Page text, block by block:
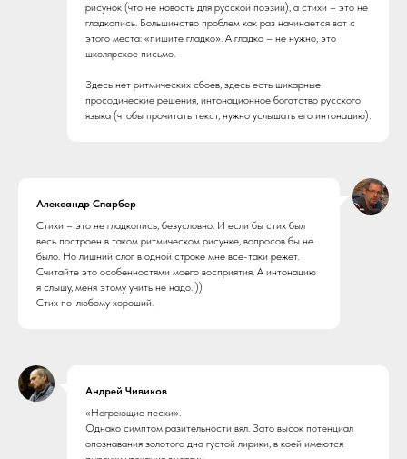
рисунок (что не новость для русской поэзии), а стихи – это не
гладкопись. Большинство проблем как раз начинается вот с
этого места: «пишите гладко». А гладко – не нужно, это
школярское письмо.
Здесь нет ритмических сбоев, здесь есть шикарные
просодические решения, интонационное богатство русского
языка (чтобы прочитать текст, нужно услышать его интонацию).
Александр Спарбер
Стихи – это не гладкопись, безусловно. И если бы стих был
весь построен в таком ритмическом рисунке, вопросов бы не
было. Но лишний слог в одной строке мне все-таки режет.
Считайте это особенностями моего восприятия. А интонацию
я слышу, меня этому учить не надо. ))
Стих по-любому хороший.
Андрей Чивиков
«‎Негреющие пески»‎.
Однако симптом разительности вял. Зато высок потенциал
опознавания золотого дна густой лирики, в коей имеются